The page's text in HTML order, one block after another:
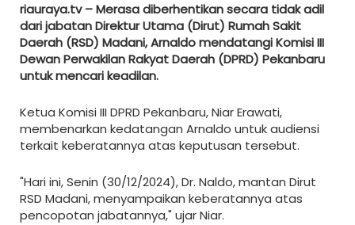
riauraya.tv – Merasa diberhentikan secara tidak adil
dari jabatan Direktur Utama (Dirut) Rumah Sakit
Daerah (RSD) Madani, Arnaldo mendatangi Komisi III
Dewan Perwakilan Rakyat Daerah (DPRD) Pekanbaru
untuk mencari keadilan.
Ketua Komisi III DPRD Pekanbaru, Niar Erawati,
membenarkan kedatangan Arnaldo untuk audiensi
terkait keberatannya atas keputusan tersebut.
"Hari ini, Senin (30/12/2024), Dr. Naldo, mantan Dirut
RSD Madani, menyampaikan keberatannya atas
pencopotan jabatannya," ujar Niar.